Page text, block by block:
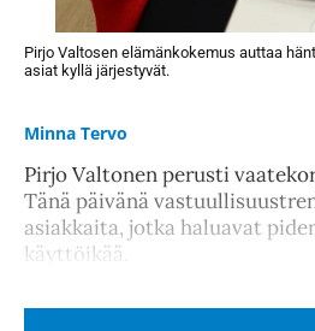
Pirjo Valtosen elämänkokemus auttaa
asiat kyllä järjestyvät.
Minna Tervo
Pirjo Valtonen perusti
Tänä päivänä
asiakkaita, jotka haluavat
käyttöikää.